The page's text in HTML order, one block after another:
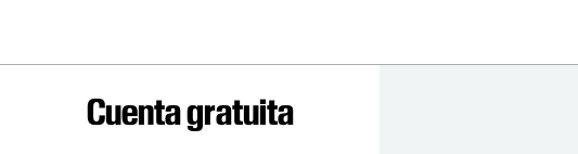
Cuenta gratuita